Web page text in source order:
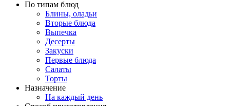
По типам блюд
Блины, оладьи
Вторые блюда
Выпечка
Десерты
Закуски
Первые блюда
Салаты
Торты
Назначение
На каждый день